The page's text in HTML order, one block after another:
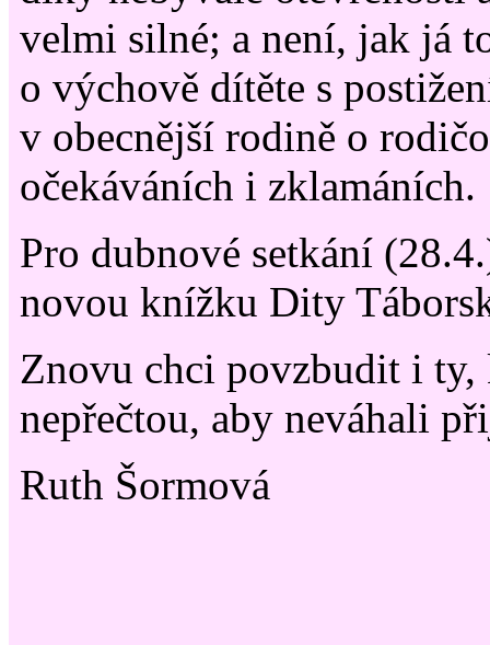
velmi silné; a není, jak já
o výchově dítěte s
v obecnější rodině o
očekáváních i zklamáních.
Pro dubnové setkání
novou knížku Dity
Znovu chci povzbudit i
nepřečtou, aby neváhali
Ruth Šormová